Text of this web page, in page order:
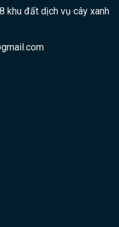
khu đất dịch vụ cây xanh